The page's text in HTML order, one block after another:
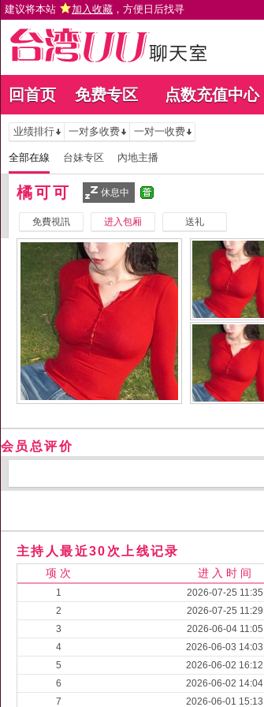
建议将本站 加入收藏 ，方便日后找寻
回首页 免费专区 点数充值中心
业绩排行 一对多收费 一对一收费
全部在線 台妹专区 內地主播
橘可可 休息中
免費視訊 进入包厢 送礼
会员总评价
主持人最近30次上线记录
项 次 进 入 时 间
1 2026-07-25 11:35
2
2026-07-25 11:29
3
2026-06-04 11:05
4
2026-06-03 14:03
5
2026-06-02 16:12
6
2026-06-02 14:04
7
2026-06-01 15:13